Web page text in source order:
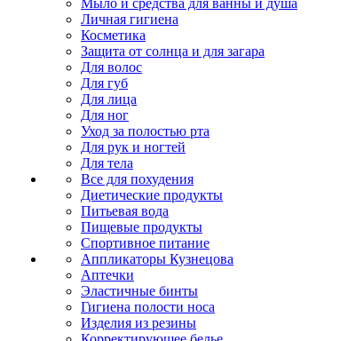
Мыло и средства для ванны и душа
Личная гигиена
Косметика
Защита от солнца и для загара
Для волос
Для губ
Для лица
Для ног
Уход за полостью рта
Для рук и ногтей
Для тела
Все для похудения
Диетические продукты
Питьевая вода
Пищевые продукты
Спортивное питание
Аппликаторы Кузнецова
Аптечки
Эластичные бинты
Гигиена полости носа
Изделия из резины